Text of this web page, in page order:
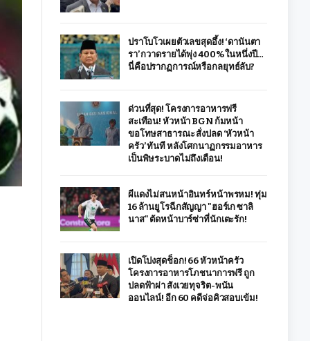
ปราโบโวเผยตัวเลขสุดอึ้ง! ‘ดานันตา
รา’ กวาดรายได้พุ่ง 400% ในหนึ่งปี…
นี่คือปรากฏการณ์หรือกลยุทธ์ลับ?
ด่วนที่สุด! โครงการอาหารฟรี
สะเทือน! หัวหน้า BGN ก้มหน้า
ขอโทษสาธารณะ สั่งปลด ‘หัวหน้า
ครัว’ ทันที หลังโศกนาฏกรรมอาหาร
เป็นพิษระบาดไม่ถึงเดือน!
ผีแดงไม่สนหน้าอินทร์หน้าพรหม! ทุ่ม
16 ล้านยูโรฉีกสัญญา "ฮอร์เก ซาลิ
นาส" ตัดหน้าบาร์ซ่าที่นักเตะรัก!
เปิดโปงสุดช็อก! 66 หัวหน้าครัว
โครงการอาหารโภชนาการฟรี ถูก
ปลดฟ้าผ่า สังเวยทุจริต-พนัน
ออนไลน์! อีก 60 คดีจ่อคิวสอบเข้ม!